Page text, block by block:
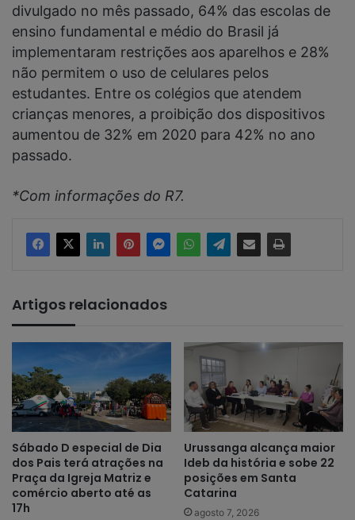
divulgado no mês passado, 64% das escolas de
ensino fundamental e médio do Brasil já
implementaram restrições aos aparelhos e 28%
não permitem o uso de celulares pelos
estudantes. Entre os colégios que atendem
crianças menores, a proibição dos dispositivos
aumentou de 32% em 2020 para 42% no ano
passado.
*Com informações do R7.
Artigos relacionados
Sábado D especial de Dia
dos Pais terá atrações na
Praça da Igreja Matriz e
comércio aberto até as
17h
Urussanga alcança maior
Ideb da história e sobe 22
posições em Santa
Catarina
agosto 7, 2026